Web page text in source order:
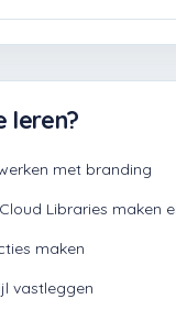
leren?
met branding
Libraries maken
maken
vastleggen